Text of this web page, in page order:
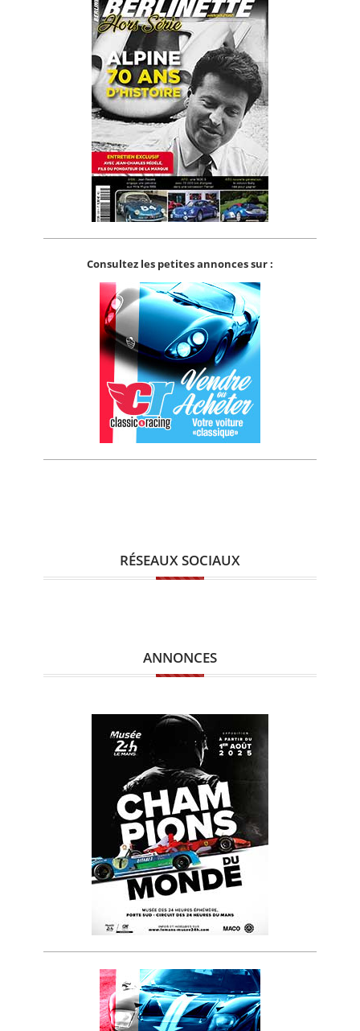
Consultez les petites annonces sur :
RÉSEAUX SOCIAUX
ANNONCES